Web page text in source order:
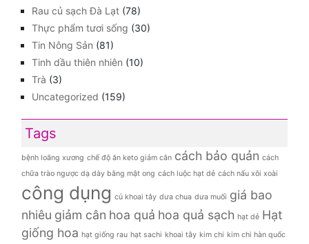
Rau củ sạch Đà Lạt (78)
Thực phẩm tươi sống (30)
Tin Nông Sản (81)
Tinh dầu thiên nhiên (10)
Trà (3)
Uncategorized (159)
Tags
bệnh loãng xương chế độ ăn keto giảm cân cách bảo quản cách
chữa trào ngược dạ dày bằng mật ong cách luộc hạt dẻ cách nấu xôi xoài
công dụng củ khoai tây dưa chua dưa muối giá bao
nhiêu giảm cân hoa quả hoa quả sạch hạt dẻ Hạt
giống hoa hạt giống rau hạt sachi khoai tây kim chi kim chi hàn quốc